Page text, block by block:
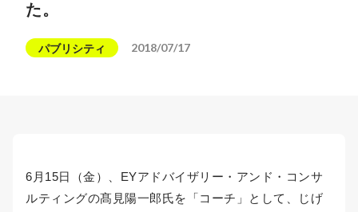
た。
パブリシティ 2018/07/17
6月15日（金）、EYアドバイザリー・アンド・コンサ
ルティングの髙見陽一郎氏を「コーチ」として、じげ